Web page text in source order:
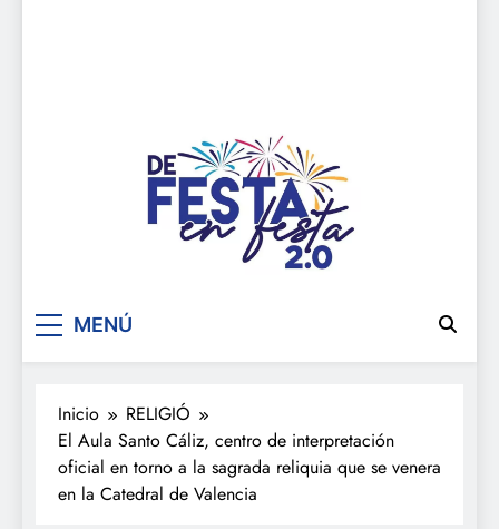
De festa en festa 2.0
MENÚ
Inicio
RELIGIÓ
El Aula Santo Cáliz, centro de interpretación
oficial en torno a la sagrada reliquia que se venera
en la Catedral de Valencia